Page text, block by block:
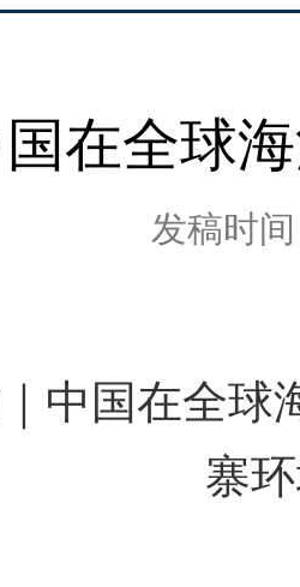
在全球
发稿时
国在全球
寨